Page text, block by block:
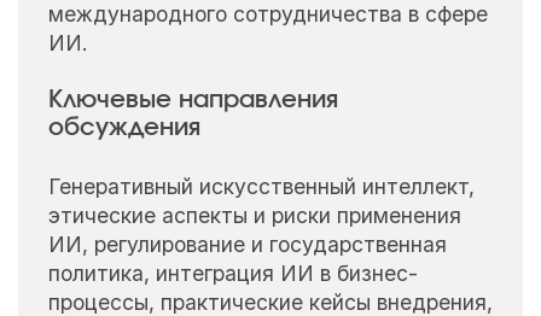
международного сотрудничества в сфере
ИИ.
Ключевые направления
обсуждения
Генеративный искусственный интеллект,
этические аспекты и риски применения
ИИ, регулирование и государственная
политика, интеграция ИИ в бизнес-
процессы, практические кейсы внедрения,